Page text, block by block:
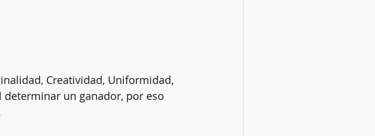
Creatividad, Uniformidad,
determinar un ganador, por eso